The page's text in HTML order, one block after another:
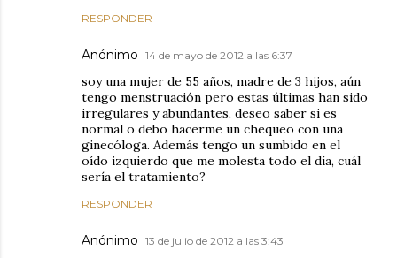
RESPONDER
Anónimo 14 de mayo de 2012 a las 6:37
soy una mujer de 55 años, madre de 3 hijos, aún
tengo menstruación pero estas últimas han sido
irregulares y abundantes, deseo saber si es
normal o debo hacerme un chequeo con una
ginecóloga. Además tengo un sumbido en el
oído izquierdo que me molesta todo el día, cuál
sería el tratamiento?
RESPONDER
Anónimo 13 de julio de 2012 a las 3:43